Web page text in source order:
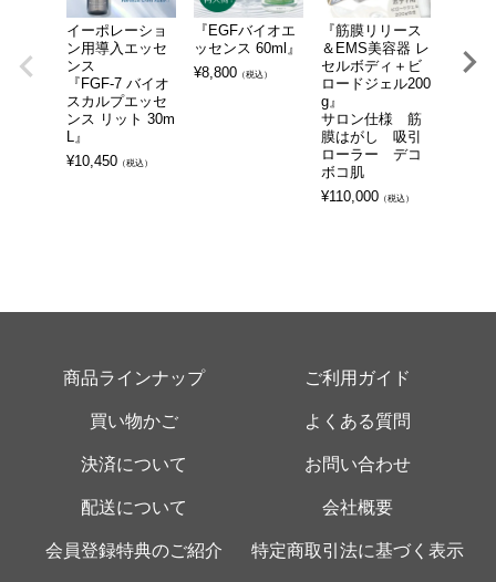
イーポレーショ
ン用導入エッセ
ンス
『FGF-7 バイオ
スカルプエッセ
ンス リット 30m
L』
¥10,450 （税込）
『EGFバイオエ
ッセンス 60ml』
¥8,800 （税込）
『筋膜リリース
＆EMS美容器 レ
セルボディ＋ビ
ロードジェル200
g』
サロン仕様 筋
膜はがし 吸引
ローラー デコ
ボコ肌
¥110,000 （税込）
ョン
ート
商品ラインナップ ご利用ガイド
買い物かご よくある質問
決済について お問い合わせ
配送について 会社概要
会員登録特典のご紹介 特定商取引法に基づく表示